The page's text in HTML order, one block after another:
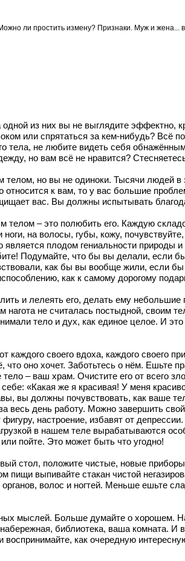
ли простить измену? Признаки. Муж и жена...
из них вы не выглядите эффектно,
или спрятаться за кем-нибудь? Всё
тела, не любите видеть себя
но вам всё не нравится?
но вы не одиноки. Тысячи людей в
к вам, то у вас большие
вас. Вы должны испытывать
телом – это полюбить его. Каждую
на волосы, губы, кожу,
плодом гениальности природы
Подумайте, что бы вы делали, если
как бы вы вообще жили, если
как к самому дорогому
и лелеять его, делать ему
не считалась постыдной, своим
тело и дух, как единое целое. И
каждого своего вдоха, каждого своего
оно хочет. Заботьтесь о нём. Ешьте
– ваш храм. Очистите его от всего
«Какая же я красивая! У меня
вы должны почувствовать, как ваше
весь день работу. Можно завершить
настроение, избавят от
в нашем теле вырабатываются
пойте. Это может быть что угодно!
стол, положите чистые, новые
выпивайте стакан чистой
волос и ногтей. Меньше ешьте
мыслей. Больше думайте о хорошем.
библиотека, ваша комната. И
как очередную